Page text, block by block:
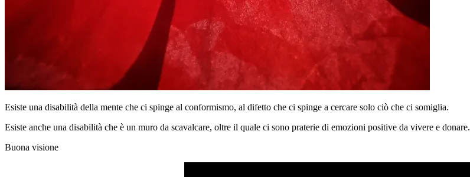
Esiste una disabilità della mente che ci spinge al conformismo, al difetto che ci spinge a cercare solo ciò che ci somiglia.
Esiste anche una disabilità che è un muro da scavalcare, oltre il quale ci sono praterie di emozioni positive da vivere e donare.
Buona visione